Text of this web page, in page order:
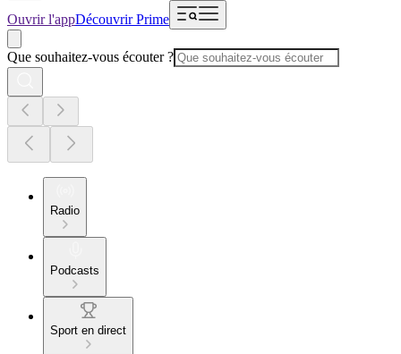
Ouvrir l'appDécouvrir Prime
Que souhaitez-vous écouter ?
Radio
Podcasts
Sport en direct